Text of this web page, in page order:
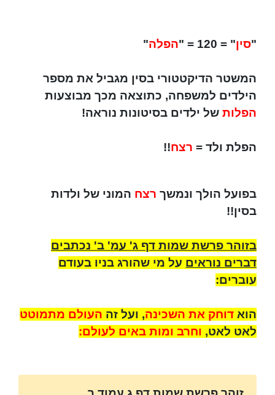
"סין" = 120 = " הפלה"
המשטר הדיקטטורי בסין מגביל את מספר
הילדים למשפחה, כתוצאה מכך מבוצעות
הפלות של ילדים בסיטונות נוראה!
הפלת ולד = רצח!!
בפועל הולך ונמשך רצח המוני של ולדות
בסין!!
בזוהר פרשת שמות דף ג' עמ' ב' נכתבים
דברים נוראים על מי שהורג בניו בעודם
עוברים:
הוא דוחק את השכינה, ועל זה העולם מתמוטט
לאט לאט, וחרב ומות באים לעולם: